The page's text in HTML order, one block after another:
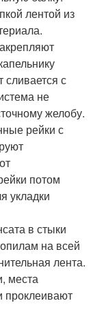
лентой из
сливается с
не
желобу.
рейки с
потом
укладки
в стыки
на всей
лента.
места
проклеивают